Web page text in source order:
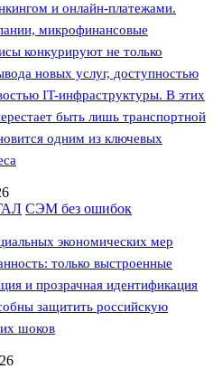
и онлайн-платежами.
микрофинансовые
конкурируют не только
новых услуг, доступностью
IT-инфраструктуры. В этих
быть лишь транспортной
одним из ключевых
СЭМ без ошибок
экономических мер
только выстроенные
и прозрачная идентификация
защитить российскую
шоков